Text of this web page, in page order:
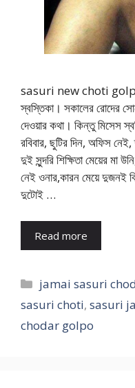
sasuri new choti golpo
স্বস্তিকা। সকালের রোদের
দেওয়ার কথা। কিন্তু মিসেস
রবিবার, ছুটির দিন, অফিস
দুই সুন্দরি শিক্ষিতা মেয়ের মা
নেই ওনার,কারন মেয়ে দুজনই
দুটোই …
Read more
Categories
jamai sasuri
sasuri choti, sasuri
chodar golpo